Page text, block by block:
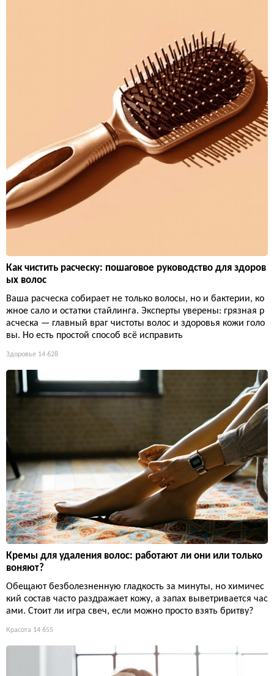
Как чистить расческу: пошаговое руководство для здоров
ых волос
Ваша расческа собирает не только волосы, но и бактерии, ко
жное сало и остатки стайлинга. Эксперты уверены: грязная р
асческа — главный враг чистоты волос и здоровья кожи голо
вы. Но есть простой способ всё исправить
Здоровье 14 628
Кремы для удаления волос: работают ли они или только
воняют?
Обещают безболезненную гладкость за минуты, но химичес
кий состав часто раздражает кожу, а запах выветривается час
ами. Стоит ли игра свеч, если можно просто взять бритву?
Красота 14 655